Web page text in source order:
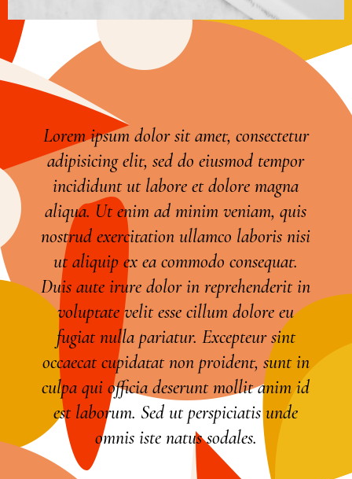
Lorem ipsum dolor sit amet, consectetur
adipisicing elit, sed do eiusmod tempor
incididunt ut labore et dolore magna
aliqua. Ut enim ad minim veniam, quis
nostrud exercitation ullamco laboris nisi
ut aliquip ex ea commodo consequat.
Duis aute irure dolor in reprehenderit in
voluptate velit esse cillum dolore eu
fugiat nulla pariatur. Excepteur sint
occaecat cupidatat non proident, sunt in
culpa qui officia deserunt mollit anim id
est laborum. Sed ut perspiciatis unde
omnis iste natus sodales.